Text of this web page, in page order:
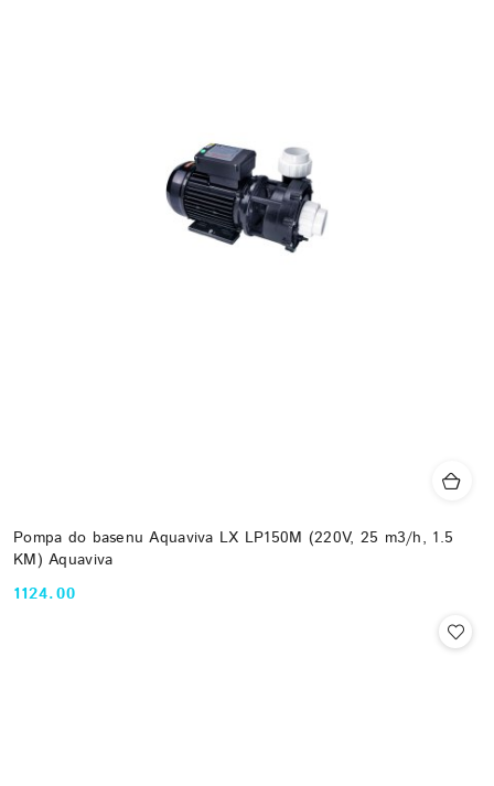
Pompa do basenu Aquaviva LX LP150M (220V, 25 m3/h, 1.5
KM) Aquaviva
Cena:
1124.00